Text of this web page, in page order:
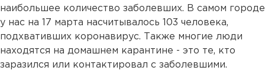
наибольшее количество заболевших. В самом городе
у нас на 17 марта насчитывалось 103 человека,
подхвативших коронавирус. Также многие люди
находятся на домашнем карантине - это те, кто
заразился или контактировал с заболевшими.